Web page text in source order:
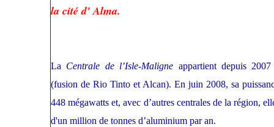
la cité d' Alma.
La Centrale de l’Isle-Maligne appartient depuis
(fusion de Rio Tinto et Alcan). En juin 2008, sa
448 mégawatts et, avec d’autres centrales de la région,
d'un million de tonnes d’aluminium par an.